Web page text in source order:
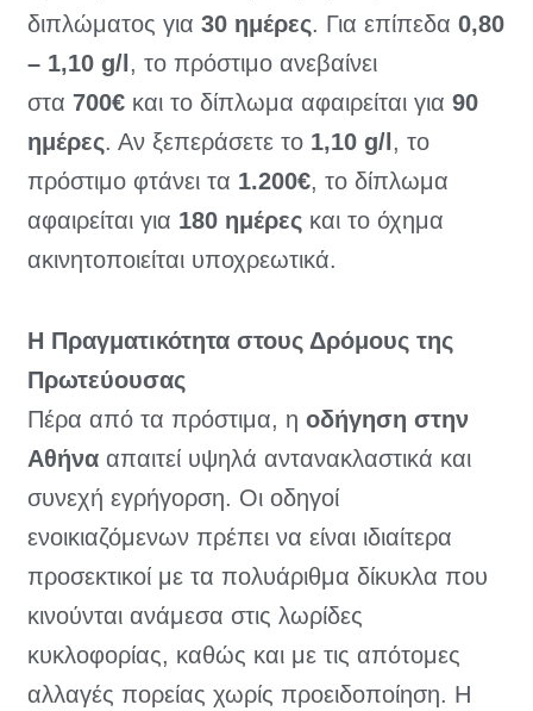
διπλώματος για 30 ημέρες. Για επίπεδα 0,80
– 1,10 g/l , το πρόστιμο ανεβαίνει
στα 700€ και το δίπλωμα αφαιρείται για 90
ημέρες. Αν ξεπεράσετε το 1,10 g/l , το
πρόστιμο φτάνει τα 1.200€, το δίπλωμα
αφαιρείται για 180 ημέρες και το όχημα
ακινητοποιείται υποχρεωτικά.
Η Πραγματικότητα στους Δρόμους της
Πρωτεύουσας
Πέρα από τα πρόστιμα, η οδήγηση στην
Αθήνα απαιτεί υψηλά αντανακλαστικά και
συνεχή εγρήγορση. Οι οδηγοί
ενοικιαζόμενων πρέπει να είναι ιδιαίτερα
προσεκτικοί με τα πολυάριθμα δίκυκλα που
κινούνται ανάμεσα στις λωρίδες
κυκλοφορίας, καθώς και με τις απότομες
αλλαγές πορείας χωρίς προειδοποίηση. Η